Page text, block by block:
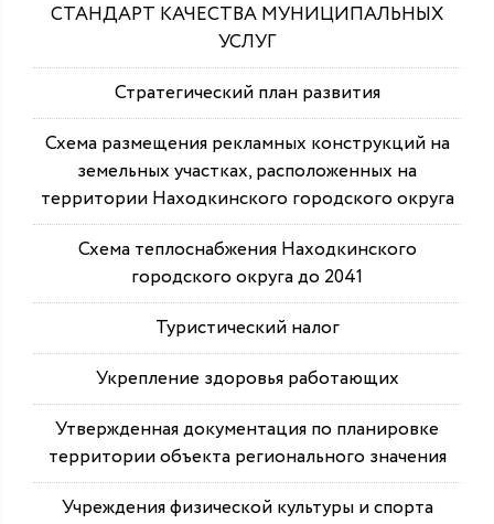
СТАНДАРТ КАЧЕСТВА МУНИЦИПАЛЬНЫХ
УСЛУГ
Стратегический план развития
Схема размещения рекламных конструкций на
земельных участках, расположенных на
территории Находкинского городского округа
Схема теплоснабжения Находкинского
городского округа до 2041
Туристический налог
Укрепление здоровья работающих
Утвержденная документация по планировке
территории объекта регионального значения
Учреждения физической культуры и спорта